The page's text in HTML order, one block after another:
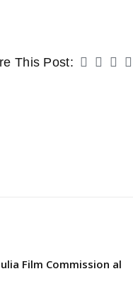
This Post:
Film Commission al